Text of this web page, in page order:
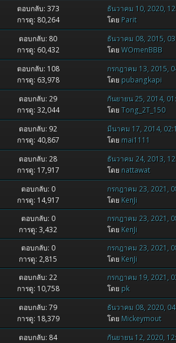
ตอบกลับ: 373
การดู: 80,264
ธันวาคม 10, 2020,
โดย Parit
ตอบกลับ: 80
การดู: 60,432
ธันวาคม 08, 2015,
โดยWOmenBBB
ตอบกลับ: 108
การดู: 63,978
กรกฎาคม 13, 2015,
โดย pubangkapi
ตอบกลับ: 29
การดู: 32,044
กันยายน 25, 2014,
โดยTong_2T_150
ตอบกลับ: 92
การดู: 40,867
มีนาคม 17, 2014,
โดย mai1111
ตอบกลับ: 28
การดู: 17,917
ธันวาคม 24, 2013,
โดย nattawat
ตอบกลับ: 0
การดู: 14,917
กรกฎาคม 23, 2021,
โดย KenJi
ตอบกลับ: 0
การดู: 3,432
กรกฎาคม 23, 2021,
โดย KenJi
ตอบกลับ: 0
การดู: 2,815
กรกฎาคม 23, 2021,
โดย KenJi
ตอบกลับ: 22
การดู: 10,758
กรกฎาคม 19, 2021,
โดย pk
ตอบกลับ: 79
การดู: 18,379
ธันวาคม 08, 2020,
โดย Mickeymout
ตอบกลับ: 84
กันยายน 12, 2020,